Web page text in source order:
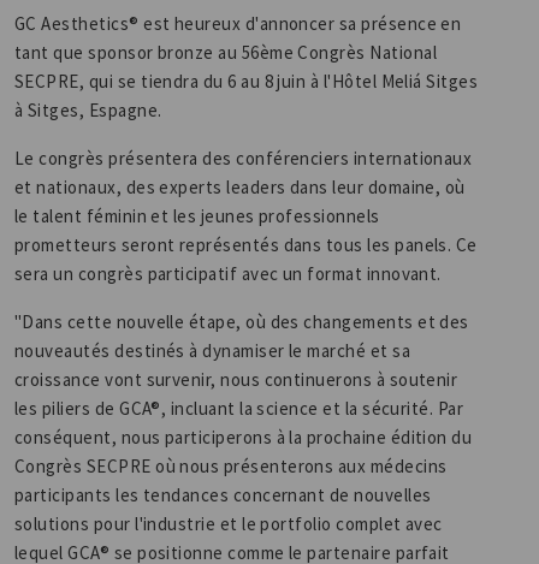
GC Aesthetics® est heureux d'annoncer sa présence en
tant que sponsor bronze au 56ème Congrès National
SECPRE, qui se tiendra du 6 au 8 juin à l'Hôtel Meliá Sitges
à Sitges, Espagne.
Le congrès présentera des conférenciers internationaux
et nationaux, des experts leaders dans leur domaine, où
le talent féminin et les jeunes professionnels
prometteurs seront représentés dans tous les panels. Ce
sera un congrès participatif avec un format innovant.
"Dans cette nouvelle étape, où des changements et des
nouveautés destinés à dynamiser le marché et sa
croissance vont survenir, nous continuerons à soutenir
les piliers de GCA®, incluant la science et la sécurité. Par
conséquent, nous participerons à la prochaine édition du
Congrès SECPRE où nous présenterons aux médecins
participants les tendances concernant de nouvelles
solutions pour l'industrie et le portfolio complet avec
lequel GCA® se positionne comme le partenaire parfait